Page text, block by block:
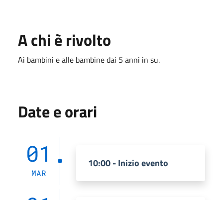
A chi è rivolto
Ai bambini e alle bambine dai 5 anni in su.
Date e orari
01
MAR
10:00 - Inizio evento